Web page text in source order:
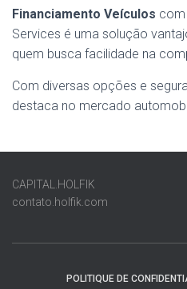
Financiamento Veículos com
Services é uma solução
quem busca facilidade na
Com diversas opções e
destaca no mercado
CAPITAL.HOLFIK
contato.holfik.com
POLITIQUE DE